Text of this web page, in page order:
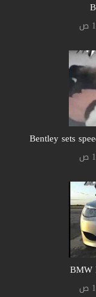
Bentley sets
BMW